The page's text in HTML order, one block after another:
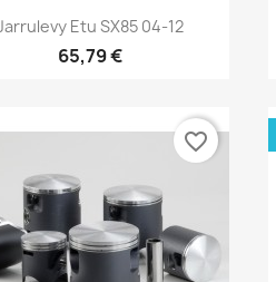
Pikakatselu
Etu SX85 04-12
65,79 €
favorite_border